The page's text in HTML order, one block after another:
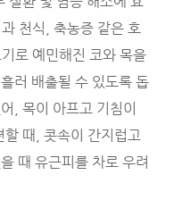
천식, 축농증 같은 호
로 예민해진 코와 목을
러 배출될 수 있도록 돕
, 목이 아프고 기침이
할 때, 콧속이 간지럽고
때 유근피를 차로 우려